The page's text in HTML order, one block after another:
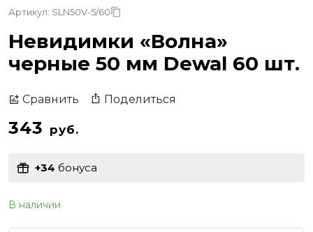
Артикул: SLN50V-5/60
Невидимки «Волна»
черные 50 мм Dewal 60 шт.
Сравнить Поделиться
343 руб.
+34 бонуса
В наличии